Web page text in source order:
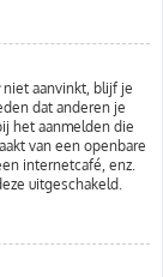
niet aanvinkt, blijf je
dat anderen je
het aanmelden die
van een openbare
internetcafé, enz.
uitgeschakeld.